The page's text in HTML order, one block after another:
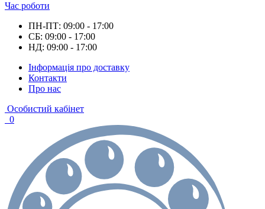
Час роботи
ПН-ПТ: 09:00 - 17:00
СБ: 09:00 - 17:00
НД: 09:00 - 17:00
Інформація про доставку
Контакти
Про нас
Особистий кабінет
0